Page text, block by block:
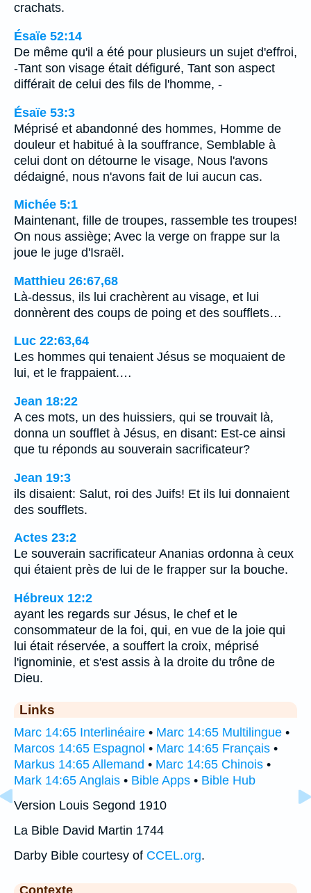
crachats.
Ésaïe 52:14
De même qu'il a été pour plusieurs un sujet d'effroi,
-Tant son visage était défiguré, Tant son aspect
différait de celui des fils de l'homme, -
Ésaïe 53:3
Méprisé et abandonné des hommes, Homme de
douleur et habitué à la souffrance, Semblable à
celui dont on détourne le visage, Nous l'avons
dédaigné, nous n'avons fait de lui aucun cas.
Michée 5:1
Maintenant, fille de troupes, rassemble tes troupes!
On nous assiège; Avec la verge on frappe sur la
joue le juge d'Israël.
Matthieu 26:67,68
Là-dessus, ils lui crachèrent au visage, et lui
donnèrent des coups de poing et des soufflets…
Luc 22:63,64
Les hommes qui tenaient Jésus se moquaient de
lui, et le frappaient.…
Jean 18:22
A ces mots, un des huissiers, qui se trouvait là,
donna un soufflet à Jésus, en disant: Est-ce ainsi
que tu réponds au souverain sacrificateur?
Jean 19:3
ils disaient: Salut, roi des Juifs! Et ils lui donnaient
des soufflets.
Actes 23:2
Le souverain sacrificateur Ananias ordonna à ceux
qui étaient près de lui de le frapper sur la bouche.
Hébreux 12:2
ayant les regards sur Jésus, le chef et le
consommateur de la foi, qui, en vue de la joie qui
lui était réservée, a souffert la croix, méprisé
l'ignominie, et s'est assis à la droite du trône de
Dieu.
Links
Marc 14:65 Interlinéaire • Marc 14:65 Multilingue •
Marcos 14:65 Espagnol • Marc 14:65 Français •
Markus 14:65 Allemand • Marc 14:65 Chinois •
Mark 14:65 Anglais • Bible Apps • Bible Hub
Version Louis Segond 1910
La Bible David Martin 1744
Darby Bible courtesy of CCEL.org.
Contexte